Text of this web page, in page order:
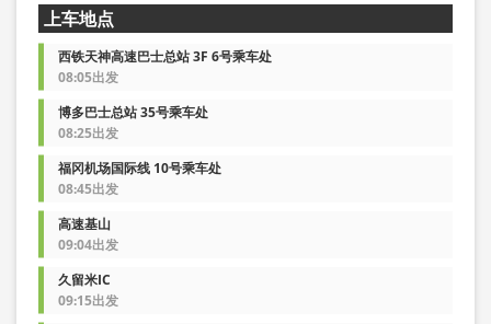
上车地点
西铁天神高速巴士总站 3F 6号乘车处
08:05出发
博多巴士总站 35号乘车处
08:25出发
福冈机场国际线 10号乘车处
08:45出发
高速基山
09:04出发
久留米IC
09:15出发